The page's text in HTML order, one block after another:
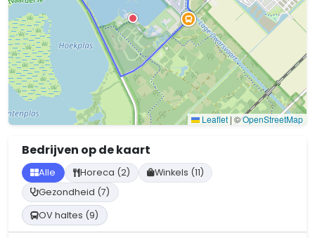
Leaflet | ©OpenStreetMap
Bedrijven op de kaart
Alle Horeca (2)
Winkels (11)
Gezondheid (7)
OV haltes (9)